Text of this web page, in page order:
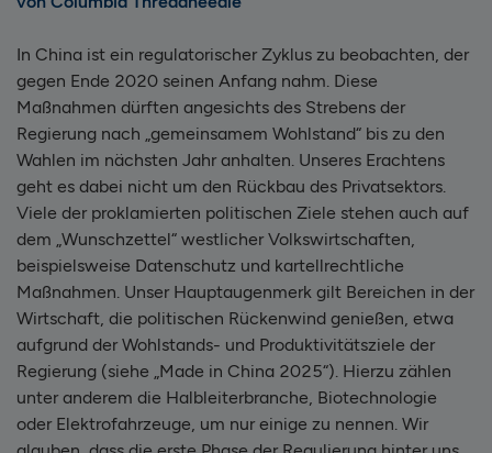
In China ist ein regulatorischer Zyklus zu beobachten, der
gegen Ende 2020 seinen Anfang nahm. Diese
Maßnahmen dürften angesichts des Strebens der
Regierung nach „gemeinsamem Wohlstand“ bis zu den
Wahlen im nächsten Jahr anhalten. Unseres Erachtens
geht es dabei nicht um den Rückbau des Privatsektors.
Viele der proklamierten politischen Ziele stehen auch auf
dem „Wunschzettel“ westlicher Volkswirtschaften,
beispielsweise Datenschutz und kartellrechtliche
Maßnahmen. Unser Hauptaugenmerk gilt Bereichen in der
Wirtschaft, die politischen Rückenwind genießen, etwa
aufgrund der Wohlstands- und Produktivitätsziele der
Regierung (siehe „Made in China 2025“). Hierzu zählen
unter anderem die Halbleiterbranche, Biotechnologie
oder Elektrofahrzeuge, um nur einige zu nennen. Wir